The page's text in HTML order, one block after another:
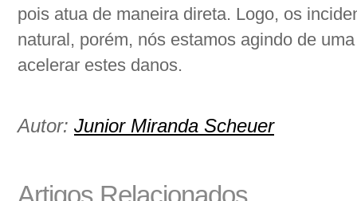
pois atua de maneira direta. Logo, os
natural, porém, nós estamos agindo de
acelerar estes danos.
Autor: Junior Miranda Scheuer
Artigos Relacionados